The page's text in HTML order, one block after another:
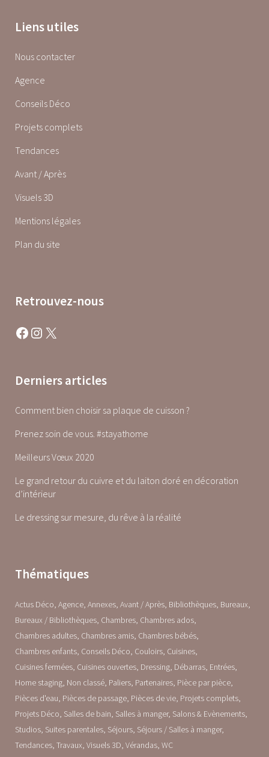
Liens utiles
Nous contacter
Agence
Conseils Déco
Projets complets
Tendances
Avant / Après
Visuels 3D
Mentions légales
Plan du site
Retrouvez-nous
Facebook Instagram X
Derniers articles
Comment bien choisir sa plaque de cuisson ?
Prenez soin de vous. #stayathome
Meilleurs Vœux 2020
Le grand retour du cuivre et du laiton doré en décoration
d’intérieur
Le dressing sur mesure, du rêve à la réalité
Thématiques
Actus Déco Agence Annexes Avant / Après Bibliothèques Bureaux
Bureaux / Bibliothèques Chambres Chambres ados
Chambres adultes Chambres amis Chambres bébés
Chambres enfants Conseils Déco Couloirs Cuisines
Cuisines fermées Cuisines ouvertes Dressing Débarras Entrées
Home staging Non classé Paliers Partenaires Pièce par pièce
Pièces d'eau Pièces de passage Pièces de vie Projets complets
Projets Déco Salles de bain Salles à manger Salons & Evènements
Studios Suites parentales Séjours Séjours / Salles à manger
Tendances Travaux Visuels 3D Vérandas WC